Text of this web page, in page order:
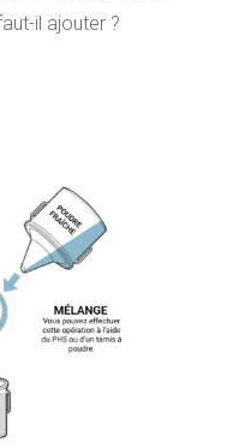
il ajouter ?